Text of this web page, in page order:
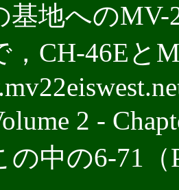
地へのMV-
，CH-46Eと
2 -
の中の6-71（